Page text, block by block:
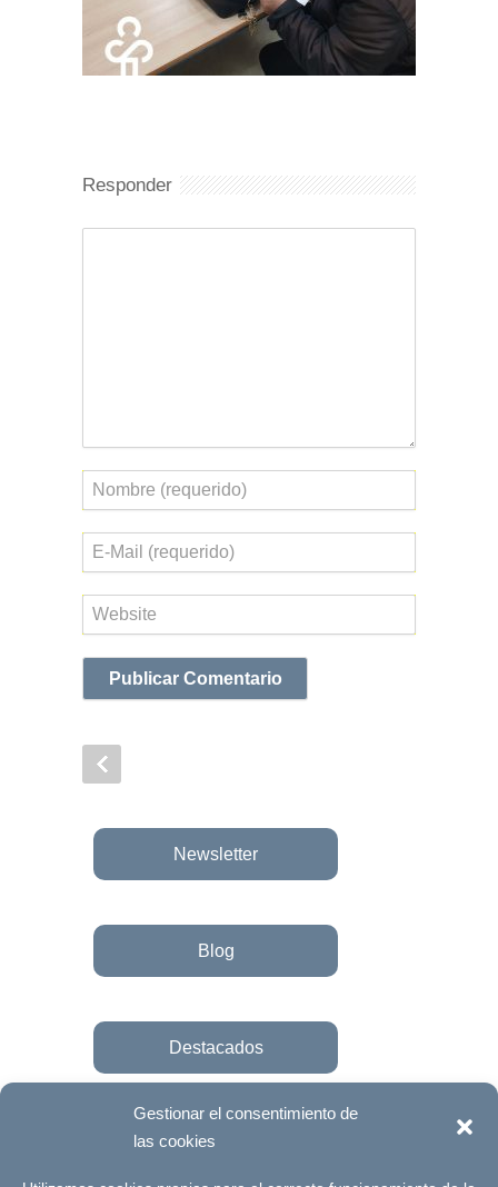
Gestionar el consentimiento de
las cookies
Responder
Nombre
Correo
electrónico
Web
Newsletter
Blog
Destacados
Únete a la fundación